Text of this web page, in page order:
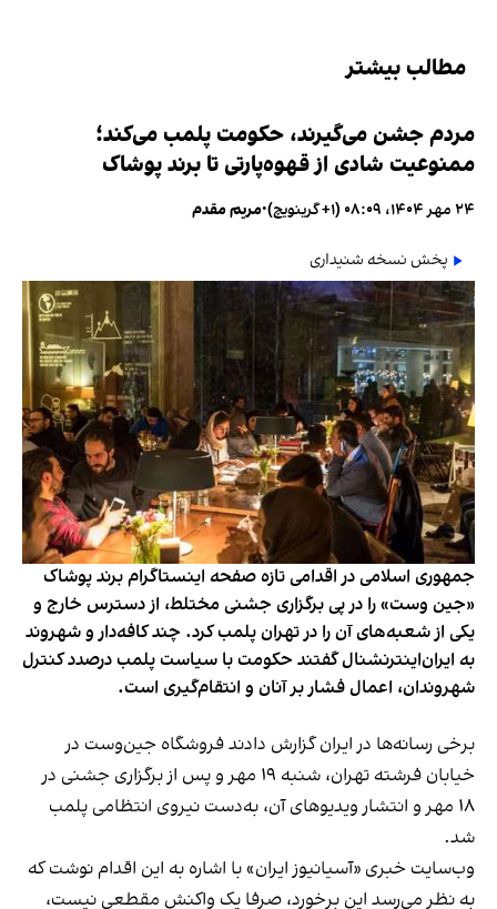
مطالب بیشتر
مردم جشن می‌گیرند، حکومت پلمب می‌کند؛
ممنوعیت شادی از قهوه‌پارتی تا برند پوشاک
۲۴ مهر ۱۴۰۴، ۰۸:۰۹ (‎+۱ گرینویچ) •مریم مقدم
پخش نسخه شنیداری
جمهوری اسلامی در اقدامی تازه صفحه اینستاگرام برند پوشاک
«جین وست» را در پی برگزاری جشنی مختلط، از دسترس خارج و
یکی از شعبه‌های آن را در تهران پلمب کرد. چند کافه‌‌دار و شهروند
به ایران‌اینترنشنال گفتند حکومت با سیاست پلمب درصدد کنترل
شهروندان، اعمال فشار بر آنان و انتقام‌گیری است.
برخی رسانه‌ها در ایران گزارش دادند فروشگاه جین‌وست در
خیابان فرشته تهران، شنبه ۱۹ مهر و پس از برگزاری جشنی در
۱۸ مهر و انتشار ویدیوهای آن، به‌دست نیروی انتظامی پلمب
شد.
وب‌سایت خبری «آسیانیوز ایران» با اشاره به این اقدام نوشت که
به نظر می‌رسد این برخورد، صرفا یک واکنش مقطعی نیست،